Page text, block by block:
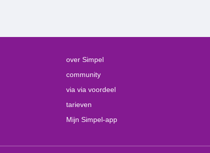
over Simpel
community
via via voordeel
tarieven
Mijn Simpel-app